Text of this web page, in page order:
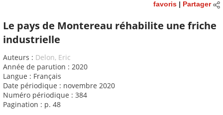
favoris| Partager
Le pays de Montereau réhabilite une friche
industrielle
Auteurs : Delon, Eric
Année de parution : 2020
Langue : Français
Date périodique : novembre 2020
Numéro périodique : 384
Pagination : p. 48